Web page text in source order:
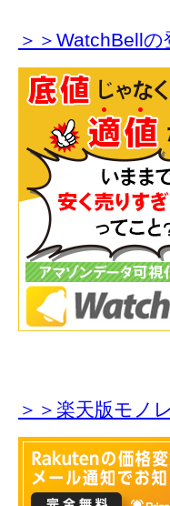
＞＞WatchBellの
＞＞楽天版モノ